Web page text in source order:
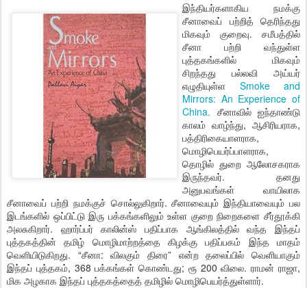
இந்தியர்களாகிய நமக்கு
சீனாவைப் பற்றித் தெரிந்தது
மிகவும் குறைவு. சமீபத்தில்
சீனா பற்றி வந்துள்ள
புத்தகங்களில் மிகவும்
சிறந்தது பல்லவி அய்யர்
எழுதியுள்ள Smoke and
Mirrors: An Experience of
China. சீனாவில் ஐந்தாண்டு
காலம் வாழ்ந்து, ஆசிரியராக,
பத்திரிகையாளராக,
மொழிபெயர்ப்பாளராக,
தொழில் துறை ஆலோசகராக
இருந்தவர். தனது
அனுபவங்கள் வாயிலாக
சீனாவைப் பற்றி நமக்குச் சொல்லுகிறார். சீனாவையும் இந்தியாவையும் பல
இடங்களில் ஒப்பிட்டு இரு பக்கங்களிலும் உள்ள குறை நிறைகளை சீர்தூக்கி
அலசுகிறார். ஹார்ப்பர் காலின்ஸ் பதிப்பாக ஆங்கிலத்தில் வந்த இந்தப்
புத்தகத்தின் தமிழ் மொழிமாற்றத்தை கிழக்கு பதிப்பகம் இந்த மாதம்
வெளியிடுகிறது. “சீனா: விலகும் திரை” என்ற தலைப்பில் வெளியாகும்
இந்தப் புத்தகம், 368 பக்கங்கள் கொண்டது; ரூ 200 விலை. ராமன் ராஜா,
மிக அழகாக இந்தப் புத்தகத்தைத் தமிழில் மொழிபெயர்த்துள்ளார்.